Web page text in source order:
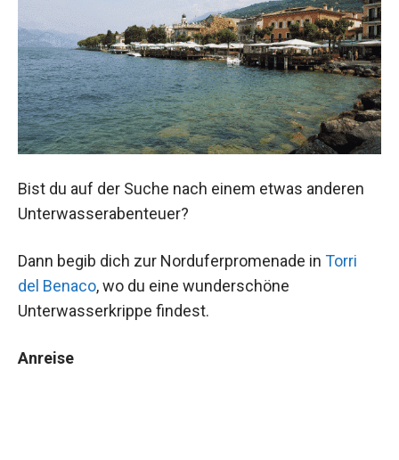
Bist du auf der Suche nach einem etwas anderen
Unterwasserabenteuer?
Dann begib dich zur Norduferpromenade in Torri
del Benaco, wo du eine wunderschöne
Unterwasserkrippe findest.
Anreise